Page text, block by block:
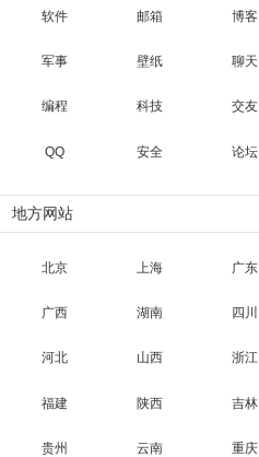
软件 邮箱 博客
军事 壁纸 聊天
编程 科技 交友
QQ 安全 论坛
地方网站
北京 上海 广东
广西 湖南 四川
河北 山西 浙江
福建 陕西 吉林
贵州 云南 重庆